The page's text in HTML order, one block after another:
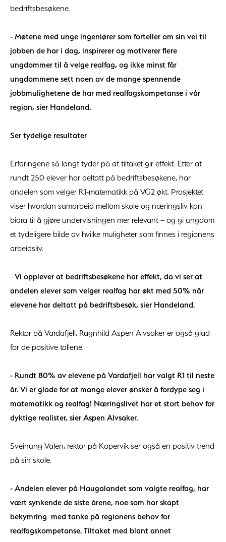
bedriftsbesøkene.
- Møtene med unge ingeniører som forteller om sin vei til
jobben de har i dag, inspirerer og motiverer flere
ungdommer til å velge realfag, og ikke minst får
ungdommene sett noen av de mange spennende
jobbmulighetene de har med realfagskompetanse i vår
region, sier Handeland.
Ser tydelige resultater
Erfaringene så langt tyder på at tiltaket gir effekt. Etter at
rundt 250 elever har deltatt på bedriftsbesøkene, har
andelen som velger R1-matematikk på VG2 økt. Prosjektet
viser hvordan samarbeid mellom skole og næringsliv kan
bidra til å gjøre undervisningen mer relevant – og gi ungdom
et tydeligere bilde av hvilke muligheter som finnes i regionens
arbeidsliv.
- Vi opplever at bedriftsbesøkene har effekt, da vi ser at
andelen elever som velger realfag har økt med 50% når
elevene har deltatt på bedriftsbesøk, sier Handeland.
Rektor på Vardafjell, Ragnhild Aspen Alvsaker er også glad
for de positive tallene.
- Rundt 80% av elevene på Vardafjell har valgt R1 til neste
år. Vi er glade for at mange elever ønsker å fordype seg i
matematikk og realfag! Næringslivet har et stort behov for
dyktige realister, sier Aspen Alvsaker.
Sveinung Valen, rektor på Kopervik ser også en positiv trend
på sin skole.
- Andelen elever på Haugalandet som valgte realfag, har
vært synkende de siste årene, noe som har skapt
bekymring med tanke på regionens behov for
realfagskompetanse. Tiltaket med blant annet